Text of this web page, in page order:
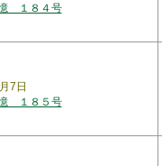
１８４号
7日
１８５号